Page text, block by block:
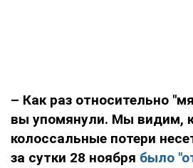
– Как раз относительно
вы упомянули. Мы видим,
колоссальные потери
за сутки 28 ноября было